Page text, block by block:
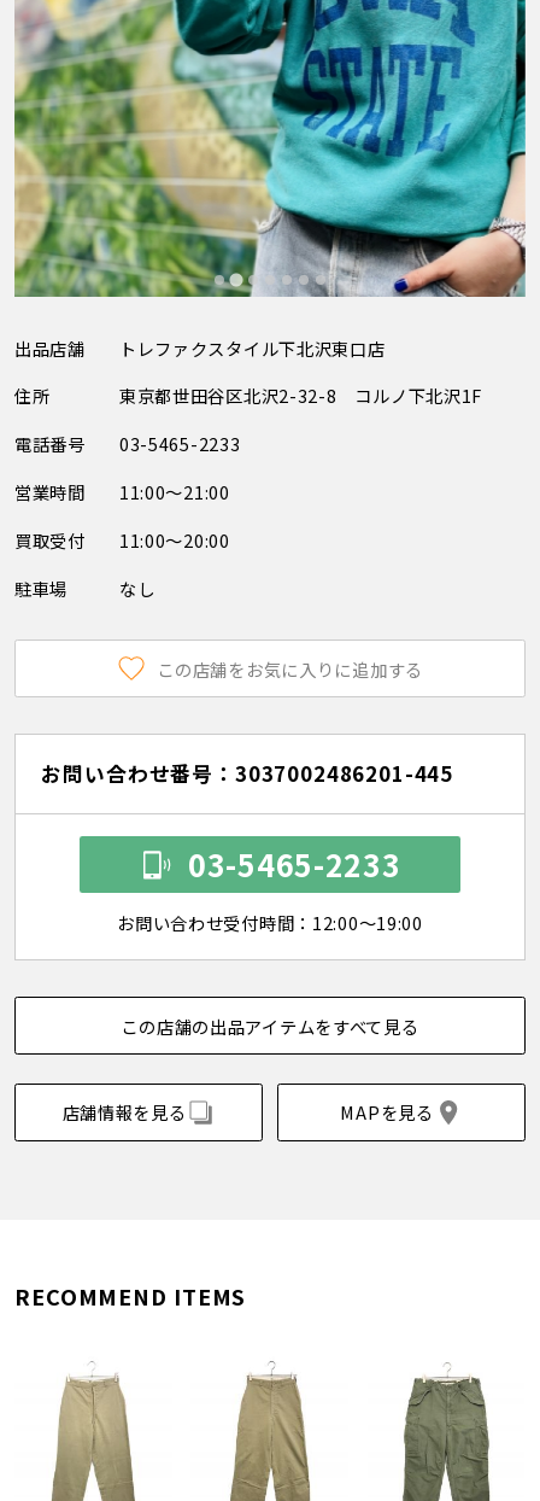
出品店舗
トレファクスタイル下北沢東口店
住所
東京都世田谷区北沢2-32-8 コルノ下北沢1F
電話番号
03-5465-2233
営業時間
11:00～21:00
買取受付
11:00～20:00
駐車場
なし
この店舗をお気に入りに追加する
お問い合わせ番号：3037002486201-445
03-5465-2233
お問い合わせ受付時間：12:00～19:00
この店舗の出品アイテムをすべて見る
店舗情報を見る MAPを見る
RECOMMEND ITEMS